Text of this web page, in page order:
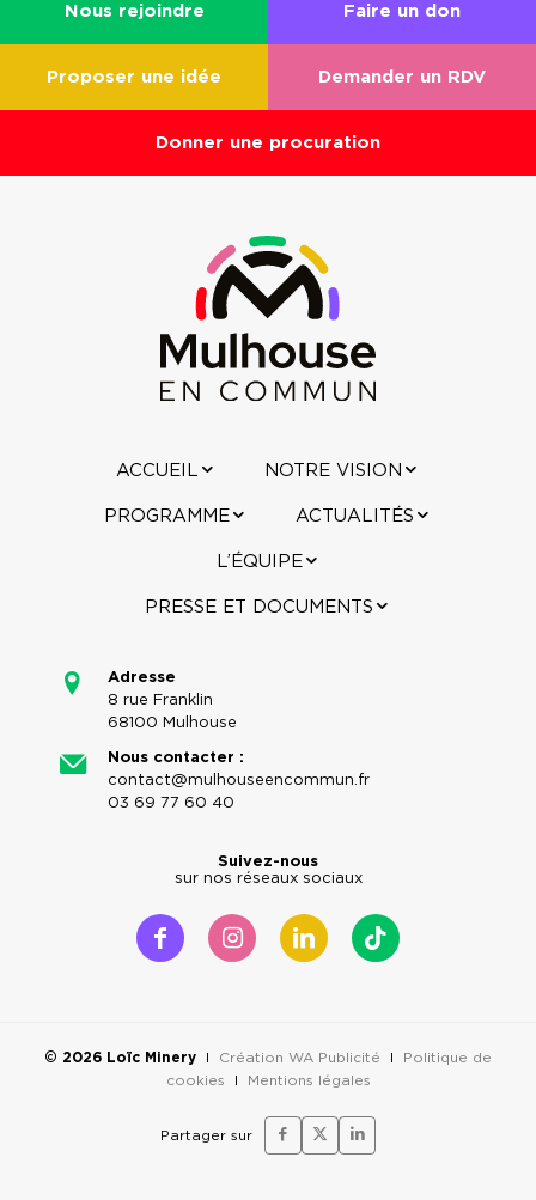
Nous rejoindre Faire un don
Proposer une idée Demander un RDV
Donner une procuration
ACCUEIL NOTRE VISION
PROGRAMME ACTUALITÉS
L’ÉQUIPE
PRESSE ET DOCUMENTS
Adresse
8 rue Franklin
68100 Mulhouse
Nous contacter :
contact@mulhouseencommun.fr
03 69 77 60 40
Suivez-nous
sur nos réseaux sociaux
© 2026 Loïc Minery Création WA Publicité
Politique de
cookies
Mentions légales
Partager sur